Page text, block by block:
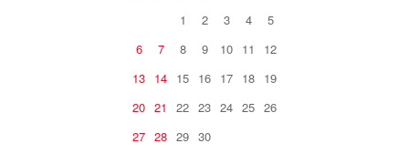
1
2 3 4
5
6
7 8 9 10 11
12
13 14 15 16 17 18 19
20 21 22 23 24 25 26
27 28 29 30